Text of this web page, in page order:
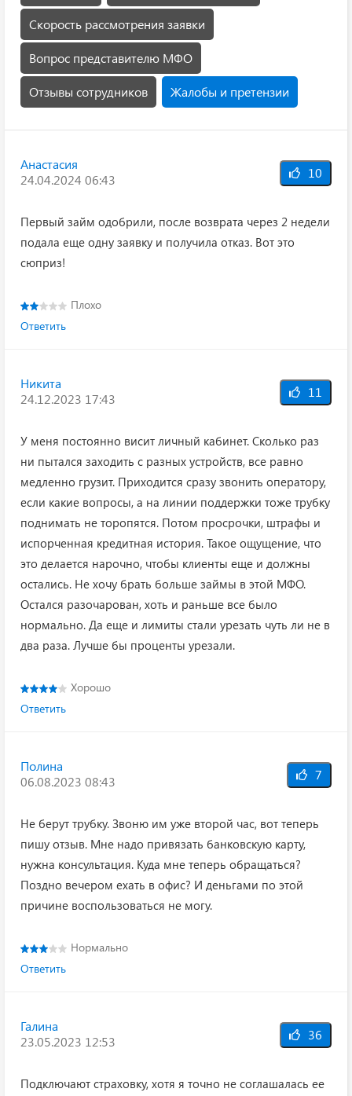
Скорость рассмотрения заявки
Вопрос представителю МФО
Отзывы сотрудников Жалобы и претензии
Анастасия
24.04.2024 06:43
10
Первый займ одобрили, после возврата через 2 недели
подала еще одну заявку и получила отказ. Вот это
сюприз!
Плохо
Ответить
Никита
24.12.2023 17:43
11
У меня постоянно висит личный кабинет. Сколько раз
ни пытался заходить с разных устройств, все равно
медленно грузит. Приходится сразу звонить оператору,
если какие вопросы, а на линии поддержки тоже трубку
поднимать не торопятся. Потом просрочки, штрафы и
испорченная кредитная история. Такое ощущение, что
это делается нарочно, чтобы клиенты еще и должны
остались. Не хочу брать больше займы в этой МФО.
Остался разочарован, хоть и раньше все было
нормально. Да еще и лимиты стали урезать чуть ли не в
два раза. Лучше бы проценты урезали.
Хорошо
Ответить
Полина
06.08.2023 08:43
7
Не берут трубку. Звоню им уже второй час, вот теперь
пишу отзыв. Мне надо привязать банковскую карту,
нужна консультация. Куда мне теперь обращаться?
Поздно вечером ехать в офис? И деньгами по этой
причине воспользоваться не могу.
Нормально
Ответить
Галина
23.05.2023 12:53
36
Подключают страховку, хотя я точно не соглашалась ее